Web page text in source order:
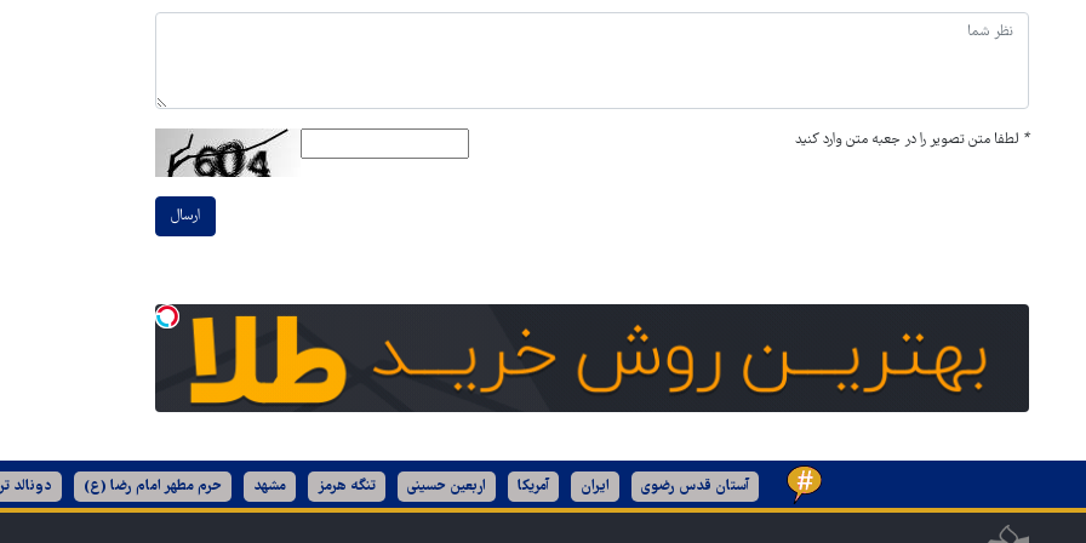
* لطفا متن تصویر را در جعبه متن وارد کنید
ارسال
آستان قدس رضوی ایران آمریکا اربعین حسینی تنگه هرمز مشهد حرم مطهر امام رضا (ع) دونالد